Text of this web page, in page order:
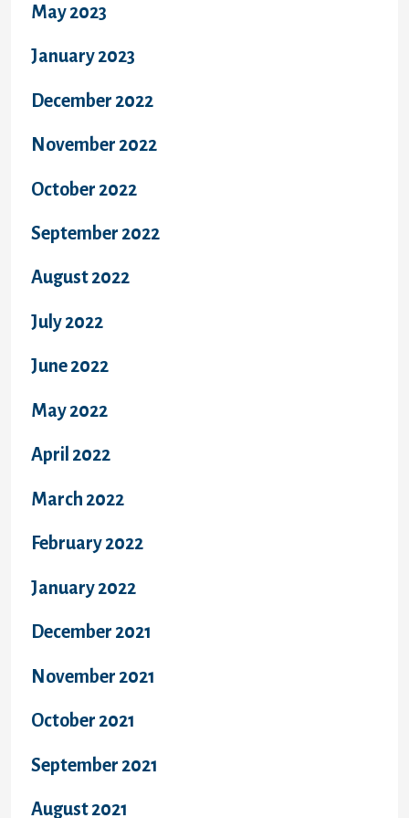
May 2023
January 2023
December 2022
November 2022
October 2022
September 2022
August 2022
July 2022
June 2022
May 2022
April 2022
March 2022
February 2022
January 2022
December 2021
November 2021
October 2021
September 2021
August 2021